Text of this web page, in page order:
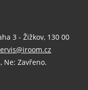
3 - Žižkov, 130 00
Ne: Zavřeno.